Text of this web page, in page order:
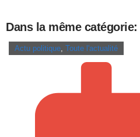
Dans la même catégorie:
Actu politique, Toute l'actualité